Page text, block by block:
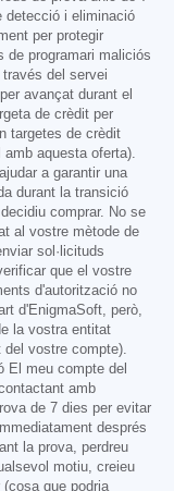
detecció i eliminació
per protegir
de programari maliciós
del servei
avançat durant el
de crèdit per
targetes de crèdit
aquesta oferta).
a garantir una
durant la transició
comprar. No se
al vostre mètode de
sol·licituds
que el vostre
d'autorització no
d'EnigmaSoft, però,
la vostra entitat
del vostre compte).
El meu compte del
amb
de 7 dies per evitar
després
la prova, perdreu
motiu, creieu
que podria